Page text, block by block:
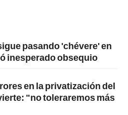
pasando 'chévere' en
inesperado obsequio
en la privatización del
"no toleraremos más